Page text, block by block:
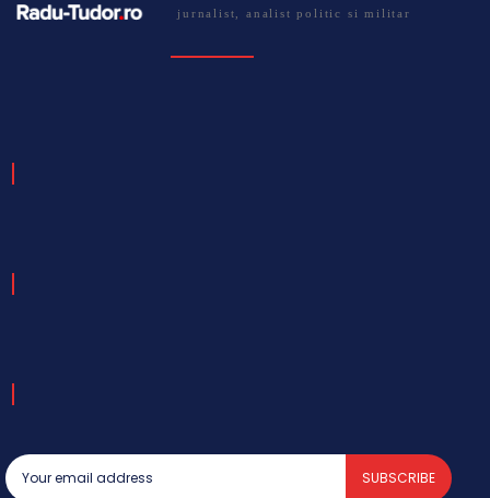
jurnalist, analist politic si militar
SUBSCRIBE